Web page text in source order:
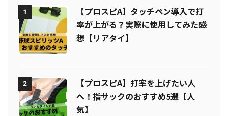
1
【プロスピA】タッチペン導入で打
率が上がる？実際に使用してみた感
想【リアタイ】
2
【プロスピA】打率を上げたい人
へ！指サックのおすすめ5選【人
気】